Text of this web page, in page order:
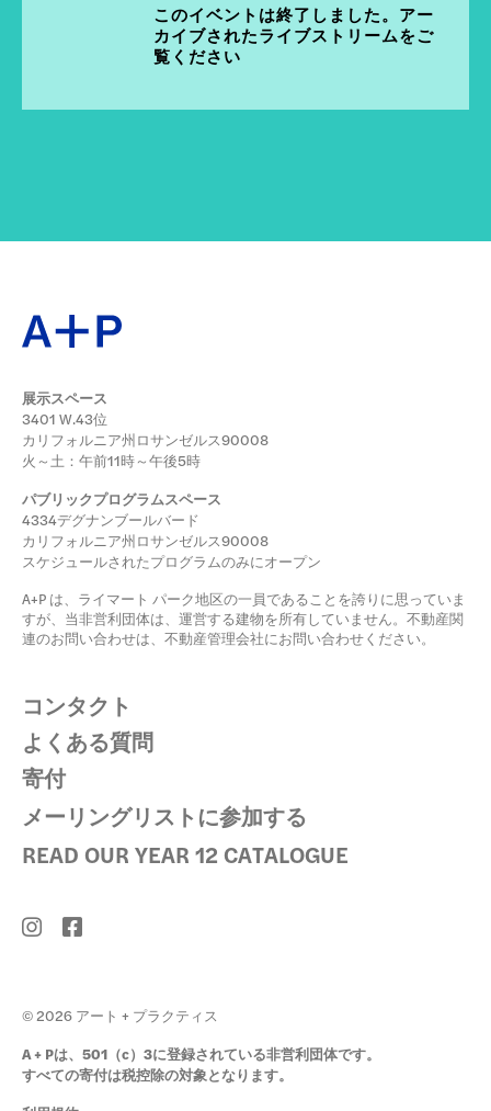
このイベントは終了しました。アー
カイブされたライブストリームをご
覧ください
展示スペース
3401 W.43位
カリフォルニア州ロサンゼルス90008
火～土：午前11時～午後5時
パブリックプログラムスペース
4334デグナンブールバード
カリフォルニア州ロサンゼルス90008
スケジュールされたプログラムのみにオープン
A+P は、ライマート パーク地区の一員であることを誇りに思っていま
すが、当非営利団体は、運営する建物を所有していません。不動産関
連のお問い合わせは、不動産管理会社にお問い合わせください。
コンタクト
よくある質問
寄付
メーリングリストに参加する
READ OUR YEAR 12 CATALOGUE
© 2026 アート + プラクティス
A + Pは、501（c）3に登録されている非営利団体です。
すべての寄付は税控除の対象となります。